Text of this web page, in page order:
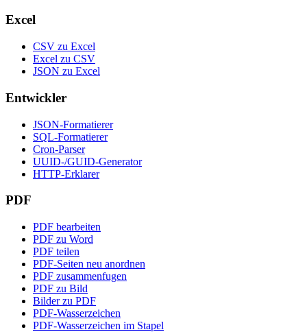
Excel
CSV zu Excel
Excel zu CSV
JSON zu Excel
Entwickler
JSON-Formatierer
SQL-Formatierer
Cron-Parser
UUID-/GUID-Generator
HTTP-Erklarer
PDF
PDF bearbeiten
PDF zu Word
PDF teilen
PDF-Seiten neu anordnen
PDF zusammenfugen
PDF zu Bild
Bilder zu PDF
PDF-Wasserzeichen
PDF-Wasserzeichen im Stapel